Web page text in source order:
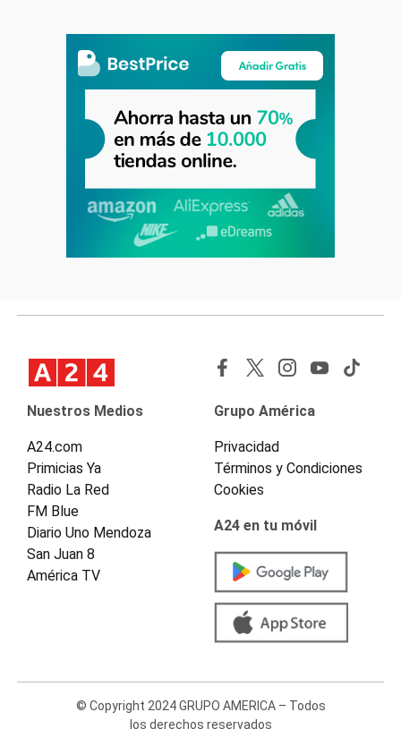
Nuestros Medios
A24.com
Primicias Ya
Radio La Red
FM Blue
Diario Uno Mendoza
San Juan 8
América TV
Grupo América
Privacidad
Términos y Condiciones
Cookies
A24 en tu móvil
© Copyright 2024 GRUPO AMERICA – Todos
los derechos reservados